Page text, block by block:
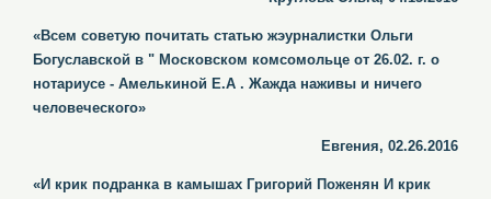
«Всем советую почитать статью жэурналистки Ольги
Богуславской в " Московском комсомольце от 26.02. г. о
нотариусе - Амелькиной Е.А . Жажда наживы и ничего
человеческого»
Евгения, 02.26.2016
«И крик подранка в камышах Григорий Поженян И крик